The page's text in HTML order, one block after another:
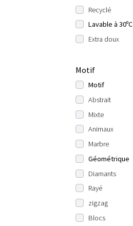
Recyclé
Lavable à 30ºC
Extra doux
Motif
Motif
Abstrait
Mixte
Animaux
Marbre
Géométrique
Diamants
Rayé
zigzag
Blocs